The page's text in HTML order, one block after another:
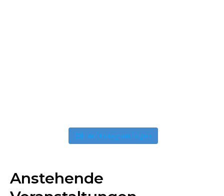
Auf Instagram folgen
Anstehende